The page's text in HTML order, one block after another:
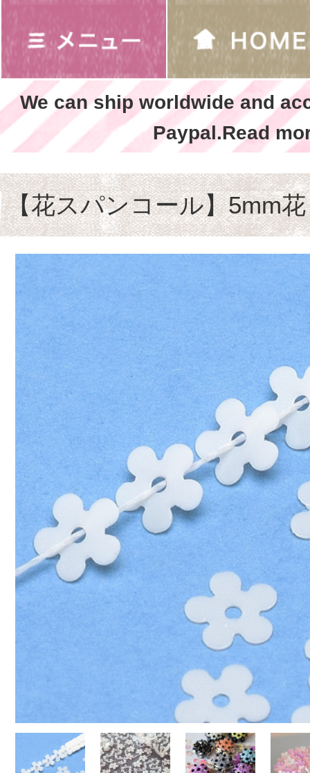
We can ship worldwide and
Paypal.Read
【花スパンコール】5mm